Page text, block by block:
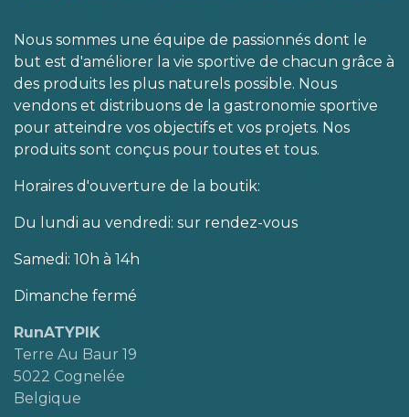
Nous sommes une équipe de passionnés dont le
but est d'améliorer la vie sportive de chacun grâce à
des produits les plus naturels possible. Nous
vendons et distribuons de la gastronomie sportive
pour atteindre vos objectifs et vos projets. Nos
produits sont conçus pour toutes et tous.
Horaires d'ouverture de la boutik:
Du lundi au vendredi: sur rendez-vous
Samedi: 10h à 14h
Dimanche fermé
RunATYPIK
Terre Au Baur 19
5022 Cognelée
Belgique